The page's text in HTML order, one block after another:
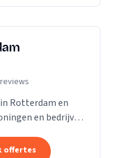
Rotterdam en
en bedrijven
offertes